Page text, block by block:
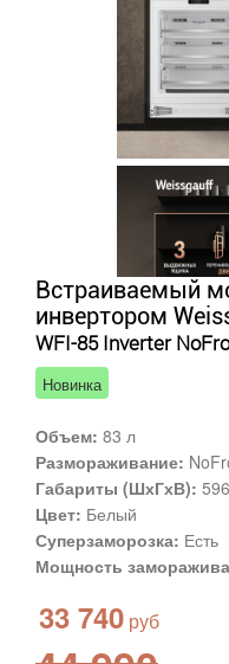
Встраиваемый
инвертором
WFI-85 Inverter
Новинка
Объем: 83 л
Размораживание:
Габариты (ШхГхВ):
Цвет: Белый
Суперзаморозка: Есть
Мощность
33 740